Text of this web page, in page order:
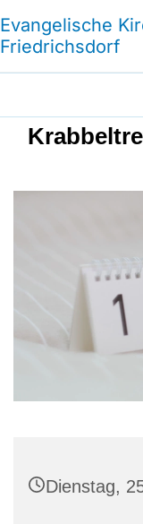
Evangelische
Friedrichsdorf
Dienstag,